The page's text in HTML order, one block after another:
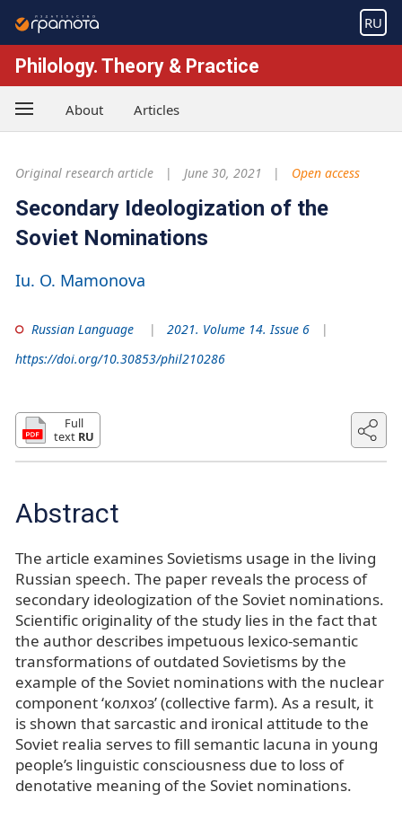
RU
Philology. Theory & Practice
About Articles
Original research article June 30, 2021 Open access
Secondary Ideologization of the
Soviet Nominations
Iu. O. Mamonova
Russian Language
2021. Volume 14. Issue 6
https://doi.org/10.30853/phil210286
Full
text RU
Abstract
The article examines Sovietisms usage in the living
Russian speech. The paper reveals the process of
secondary ideologization of the Soviet nominations.
Scientific originality of the study lies in the fact that
the author describes impetuous lexico-semantic
transformations of outdated Sovietisms by the
example of the Soviet nominations with the nuclear
component ‘колхоз’ (collective farm). As a result, it
is shown that sarcastic and ironical attitude to the
Soviet realia serves to fill semantic lacuna in young
people’s linguistic consciousness due to loss of
denotative meaning of the Soviet nominations.